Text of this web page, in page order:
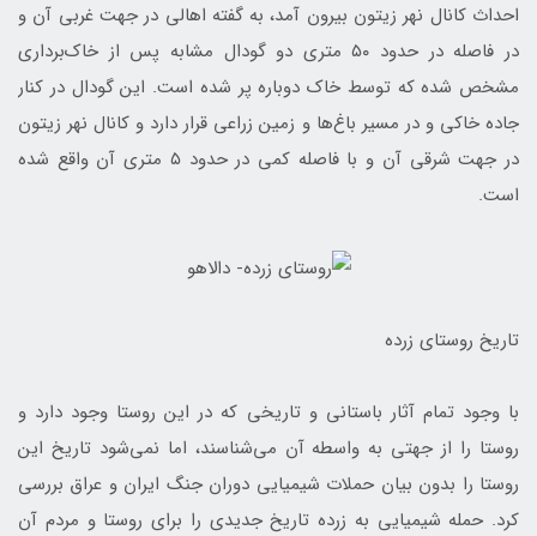
احداث کانال نهر زیتون بیرون آمد، به گفته اهالی در جهت غربی آن و
در فاصله در حدود ۵۰ متری دو گودال مشابه پس از خاک‌برداری
مشخص شده که توسط خاک دوباره پر شده است. این گودال در کنار
جاده خاکی و در مسیر باغ‌ها و زمین زراعی قرار دارد و کانال نهر زیتون
در جهت شرقی آن و با فاصله کمی در حدود ۵ متری آن واقع شده
است.
تاریخ روستای زرده
با وجود تمام آثار باستانی و تاریخی که در این روستا وجود دارد و
روستا را از جهتی به واسطه آن می‌شناسند، اما نمی‌شود تاریخ این
روستا را بدون بیان حملات شیمیایی دوران جنگ ایران و عراق بررسی
کرد. حمله شیمیایی به زرده تاریخ جدیدی را برای روستا و مردم آن